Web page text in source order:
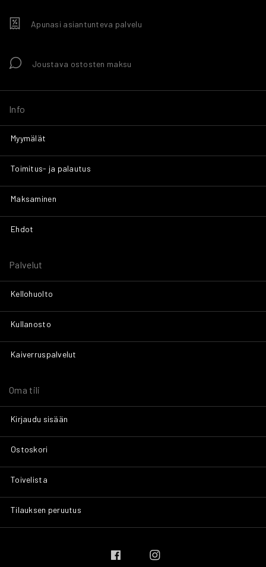
Apunasi asiantunteva palvelu
Joustava ostosten maksu
Info
Myymälät
Toimitus- ja palautus
Maksaminen
Ehdot
Palvelut
Kellohuolto
Kullanosto
Kaiverruspalvelut
Oma tili
Kirjaudu sisään
Ostoskori
Toivelista
Tilauksen peruutus